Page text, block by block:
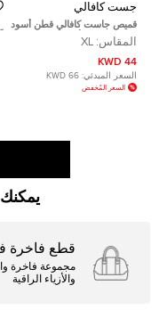
جست كافالي
قميص جاست كافالي قطن أسود
بزخارف ثعبان أزرار مقاس كبير جداً
المقاس: XL
44 KWD
السعر المبدئي: 66 KWD
السعر المُخفض
يمكنك
قطع فاخرة
مجموعة فاخرة
والأزياء الراقية